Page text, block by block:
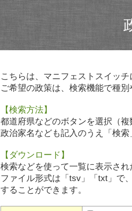
こちらは、マニフェストスイッチ
ご希望の政策は、検索機能で種
【検索方法】
都道府県などのボタンを選択（
政治家名なども記入のうえ「検索
【ダウンロード】
検索などを使って一覧に表示され
ファイル形式は「tsv」「txt」で
することができます。